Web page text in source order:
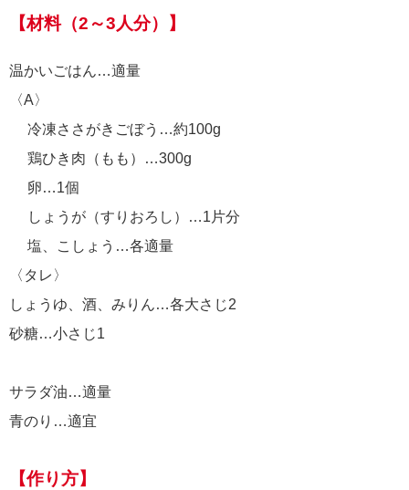
【材料（2～3人分）】
温かいごはん…適量
〈A〉
冷凍ささがきごぼう…約100g
鶏ひき肉（もも）…300g
卵…1個
しょうが（すりおろし）…1片分
塩、こしょう…各適量
〈タレ〉
しょうゆ、酒、みりん…各大さじ2
砂糖…小さじ1
サラダ油…適量
青のり…適宜
【作り方】